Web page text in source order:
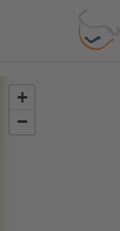
+
−